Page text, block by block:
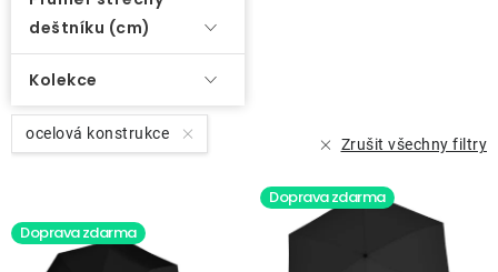
deštníku (cm)
Kolekce
ocelová konstrukce
Zrušit všechny filtry
Doprava zdarma
Doprava zdarma